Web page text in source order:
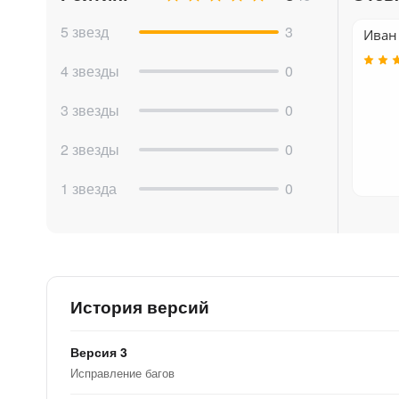
явных фаворитов и проблемные зоны.
- Анализируйте продажи по товарам. Это
на основе прогнозируемых пиков и спадов
- Анализируйте продажи по сотрудникам.
5 звезд
3
4 звезды
0
3 звезды
0
2 звезды
0
1 звезда
0
Иван
История версий
Версия 3
Исправление багов